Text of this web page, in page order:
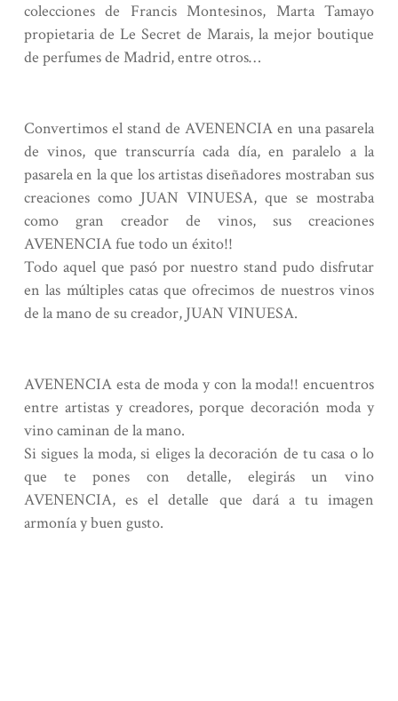
colecciones de Francis Montesinos, Marta Tamayo
propietaria de Le Secret de Marais, la mejor boutique
de perfumes de Madrid, entre otros…
Convertimos el stand de AVENENCIA en una pasarela
de vinos, que transcurría cada día, en paralelo a la
pasarela en la que los artistas diseñadores mostraban sus
creaciones como JUAN VINUESA, que se mostraba
como gran creador de vinos, sus creaciones
AVENENCIA fue todo un éxito!!
Todo aquel que pasó por nuestro stand pudo disfrutar
en las múltiples catas que ofrecimos de nuestros vinos
de la mano de su creador, JUAN VINUESA.
AVENENCIA esta de moda y con la moda!! encuentros
entre artistas y creadores, porque decoración moda y
vino caminan de la mano.
Si sigues la moda, si eliges la decoración de tu casa o lo
que te pones con detalle, elegirás un vino
AVENENCIA, es el detalle que dará a tu imagen
armonía y buen gusto.